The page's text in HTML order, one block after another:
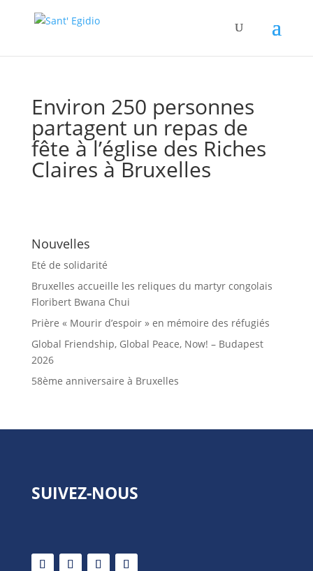
Environ 250 personnes
partagent un repas de
fête à l’église des Riches
Claires à Bruxelles
Nouvelles
Eté de solidarité
Bruxelles accueille les reliques du martyr congolais
Floribert Bwana Chui
Prière « Mourir d’espoir » en mémoire des réfugiés
Global Friendship, Global Peace, Now! – Budapest
2026
58ème anniversaire à Bruxelles
SUIVEZ-NOUS